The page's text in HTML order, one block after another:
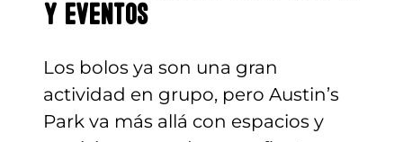
y eventos
Los bolos ya son una gran
actividad en grupo, pero Austin’s
Park va más allá con espacios y